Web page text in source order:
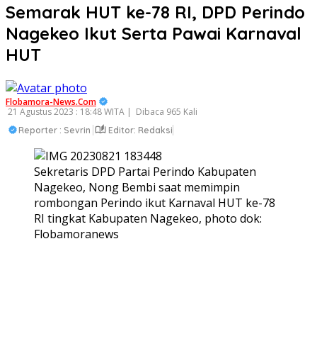
Semarak HUT ke-78 RI, DPD Perindo
Nagekeo Ikut Serta Pawai Karnaval
HUT
Flobamora-News.Com
21 Agustus 2023 : 18:48 WITA | Dibaca 965 Kali
Reporter : Sevrin Editor: Redaksi
Sekretaris DPD Partai Perindo Kabupaten
Nagekeo, Nong Bembi saat memimpin
rombongan Perindo ikut Karnaval HUT ke-78
RI tingkat Kabupaten Nagekeo, photo dok:
Flobamoranews